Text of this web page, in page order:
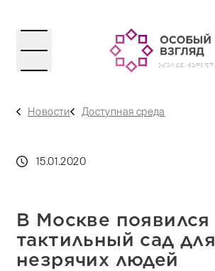
Новости Доступная среда
15.01.2020
В Москве появился
тактильный сад для
незрячих людей